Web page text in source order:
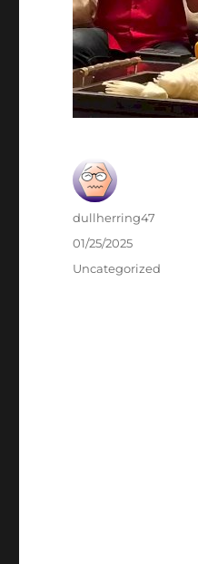
Author
dullherring47
Posted
01/25/2025
Categories
Uncategorized